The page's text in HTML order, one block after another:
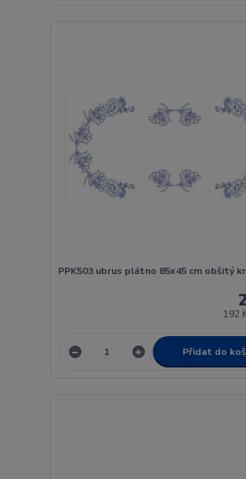
PPK503 ubrus plátno 85x45 cm obšitý
192
Přidat do